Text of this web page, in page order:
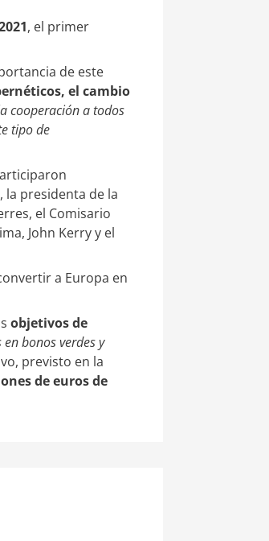
, el primer
de este
el cambio
cooperación a todos
tipo de
presidenta de la
el Comisario
John Kerry y el
a Europa en
objetivos de
bonos verdes y
previsto en la
de eurosde